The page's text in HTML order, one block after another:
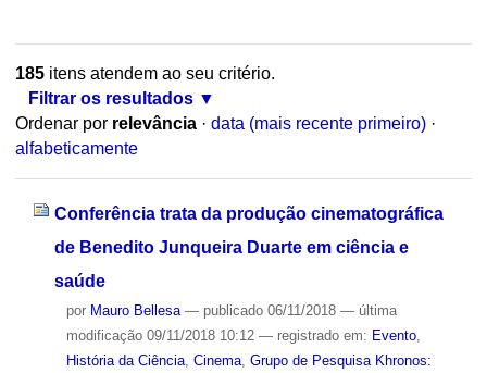
185itens atendem ao seu critério.
Filtrar os resultados
Ordenar por relevância · data (mais recente primeiro) ·
alfabeticamente
Conferência trata da produção cinematográfica
de Benedito Junqueira Duarte em ciência e
saúde
por Mauro Bellesa — publicado06/11/2018 — última
modificação09/11/2018 10:12 — registrado em: Evento,
História da Ciência, Cinema, Grupo de Pesquisa Khronos: